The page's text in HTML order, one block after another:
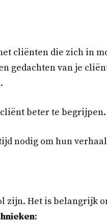
cliënten die zich in
gedachten van je
beter te begrijpen.
nodig om hun
zijn. Het is belangrijk
: